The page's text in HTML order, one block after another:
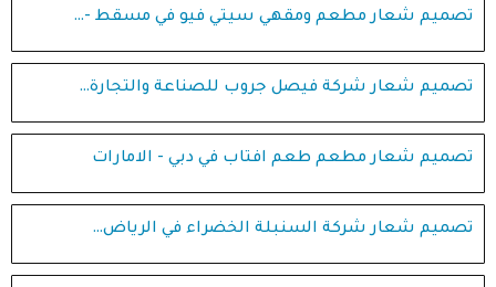
تصميم شعار مطعم ومقهي سيتي فيو في مسقط -…
تصميم شعار شركة فيصل جروب للصناعة والتجارة…
تصميم شعار مطعم طعم افتاب في دبي - الامارات
تصميم شعار شركة السنبلة الخضراء في الرياض…